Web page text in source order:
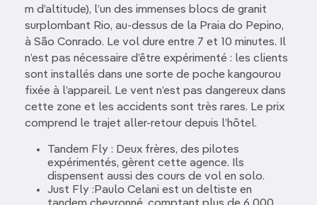
m d’altitude), l’un des immenses blocs de granit
surplombant Rio, au-dessus de la Praia do Pepino,
à São Conrado. Le vol dure entre 7 et 10 minutes. Il
n’est pas nécessaire d’être expérimenté : les clients
sont installés dans une sorte de poche kangourou
fixée à l’appareil. Le vent n’est pas dangereux dans
cette zone et les accidents sont très rares. Le prix
comprend le trajet aller-retour depuis l’hôtel.
Tandem Fly : Deux frères, des pilotes
expérimentés, gèrent cette agence. Ils
dispensent aussi des cours de vol en solo.
Just Fly :Paulo Celani est un deltiste en